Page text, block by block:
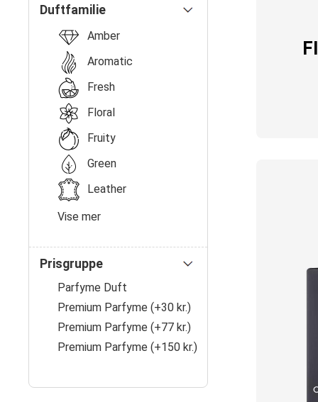
Duftfamilie
Amber
Aromatic
Fresh
Floral
Fruity
Green
Leather
Vise mer
Prisgruppe
Parfyme Duft
Premium Parfyme (+30 kr.)
Premium Parfyme (+77 kr.)
Premium Parfyme (+150 kr.)